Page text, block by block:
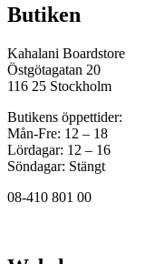
Butiken
Kahalani Boardstore
Östgötagatan 20
116 25 Stockholm
Butikens öppettider:
Mån-Fre: 12 – 18
Lördagar: 12 – 16
Söndagar: Stängt
08-410 801 00